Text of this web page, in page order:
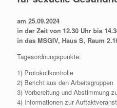
am 25.09.2024
in der Zeit von 12.30 Uhr bis
in das MSGIV, Haus S, Raum
Tagesordnungspunkte:
1) Protokollkontrolle
2) Bericht aus den Arbeitsgruppen
3) Vorbereitung und Abstimmung
4) Informationen zur